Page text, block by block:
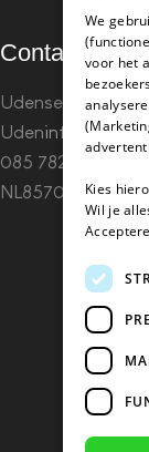
Contact
Udenseweg 8B
Uden
085 782 5578KvK
NL857053759B01
We
voor het
Kies
Wil je